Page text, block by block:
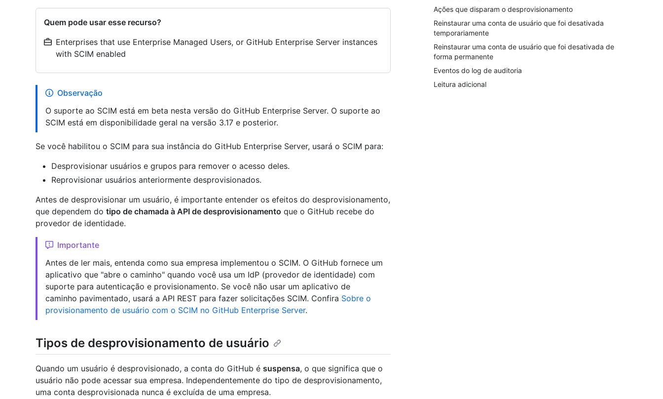
Quem pode usar esse recurso?
Enterprises that use Enterprise Managed Users, or GitHub Enterprise Server instances
with SCIM enabled
Ações que disparam o desprovisionamento
Reinstaurar uma conta de usuário que foi desativada
temporariamente
Reinstaurar uma conta de usuário que foi desativada de
forma permanente
Eventos do log de auditoria
Leitura adicional
Observação
O suporte ao SCIM está em beta nesta versão do GitHub Enterprise Server. O suporte ao
SCIM está em disponibilidade geral na versão 3.17 e posterior.
Se você habilitou o SCIM para sua instância do GitHub Enterprise Server, usará o SCIM para:
Desprovisionar usuários e grupos para remover o acesso deles.
Reprovisionar usuários anteriormente desprovisionados.
Antes de desprovisionar um usuário, é importante entender os efeitos do desprovisionamento,
que dependem do tipo de chamada à API de desprovisionamento que o GitHub recebe do
provedor de identidade.
Importante
Antes de ler mais, entenda como sua empresa implementou o SCIM. O GitHub fornece um
aplicativo que "abre o caminho" quando você usa um IdP (provedor de identidade) com
suporte para autenticação e provisionamento. Se você não usar um aplicativo de
caminho pavimentado, usará a API REST para fazer solicitações SCIM. Confira Sobre o
provisionamento de usuário com o SCIM no GitHub Enterprise Server.
Tipos de desprovisionamento de usuário
Quando um usuário é desprovisionado, a conta do GitHub é suspensa, o que significa que o
usuário não pode acessar sua empresa. Independentemente do tipo de desprovisionamento,
uma conta desprovisionada nunca é excluída de uma empresa.